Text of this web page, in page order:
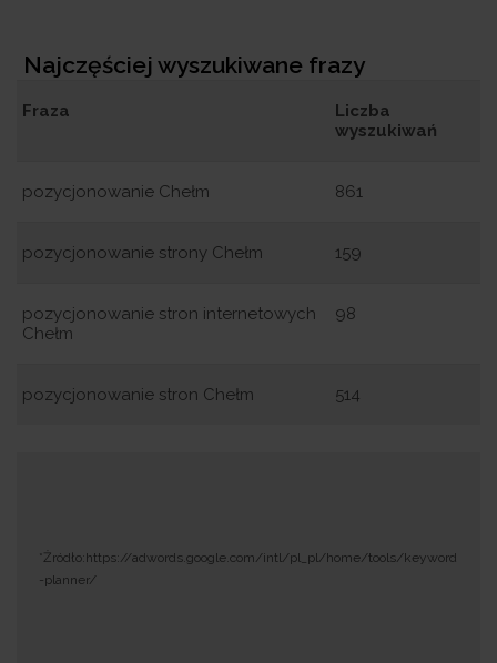
Najczęściej wyszukiwane frazy
Fraza
Liczba
wyszukiwań
pozycjonowanie Chełm 861
pozycjonowanie strony Chełm 159
pozycjonowanie stron internetowych
Chełm
98
pozycjonowanie stron Chełm 514
*Żródło:https://adwords.google.com/intl/pl_pl/home/tools/keyword
-planner/